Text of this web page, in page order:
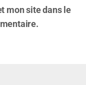
mon site dans le